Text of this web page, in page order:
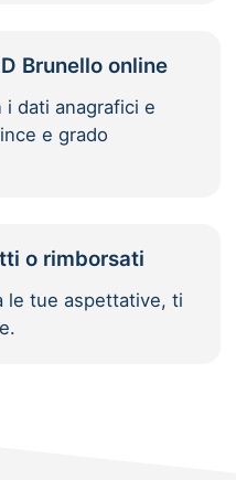
Brunello online
dati anagrafici e
e grado
o rimborsati
le tue aspettative, ti